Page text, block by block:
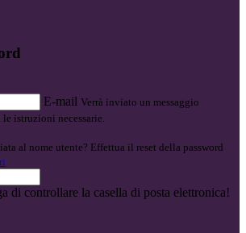
E-mail Verrà inviato un messaggio
istruzioni necessarie.
al nome utente? Effettua il reset della password
di controllare la casella di posta elettronica!